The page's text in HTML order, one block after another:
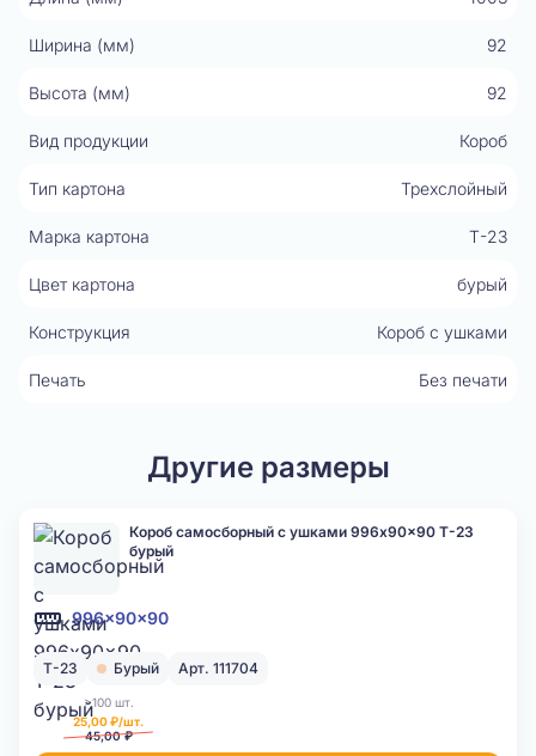
Ширина (мм) 92
Высота (мм) 92
Вид продукции Короб
Тип картона Трехслойный
Марка картона Т-23
Цвет картона бурый
Конструкция Короб с ушками
Печать Без печати
Другие размеры
996x90x90
Короб самосборный с ушками 996x90x90 Т-23
бурый
Т-23 Бурый Арт. 111704
>100 шт.
25,00 ₽/шт.
45,00 ₽